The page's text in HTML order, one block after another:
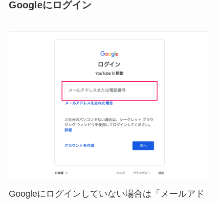
Googleにログイン
Googleにログインしていない場合は「メールアド